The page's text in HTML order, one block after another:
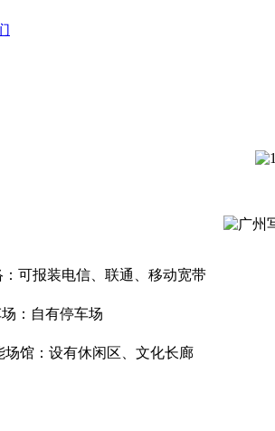
：可报装电信、联通、移动宽带
：自有停车场
场馆：设有休闲区、文化长廊